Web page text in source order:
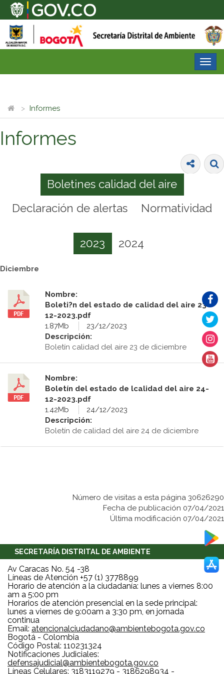
Informes
Informes
Boletines calidad del aire
Declaración de alertas
Normatividad
2023 2024
Diciembre
Nombre:
Boleti?n del estado de calidad del aire 23-
12-2023.pdf
1.87Mb
23/12/2023
Descripción:
Boletín calidad del aire 23 de diciembre
Nombre:
Boletín del estado de lcalidad del aire 24-
12-2023.pdf
1.42Mb
24/12/2023
Descripción:
Boletín de calidad del aire 24 de diciembre
Número de visitas a esta página 30626290
Fecha de publicación 07/04/2021
Última modificación 07/04/2021
SECRETARÍA DISTRITAL DE AMBIENTE
Av Caracas No. 54 -38
Líneas de Atención +57 (1) 3778899
Horario de atención a la ciudadanía: lunes a viernes 8:00
am a 5:00 pm
Horarios de atención presencial en la sede principal:
lunes a viernes de 9:00am a 3:30 pm, en jornada
continua
Email: atencionalciudadano@ambientebogota.gov.co
Bogotá - Colombia
Código Postal: 110231324
Notificaciones Judiciales:
defensajudicial@ambientebogota.gov.co
Líneas Celulares: 3183119279 - 3186298934 -